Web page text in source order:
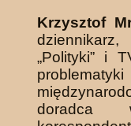
Krzysztof
dziennikarz,
„Polityki” i
problematyki
doradca